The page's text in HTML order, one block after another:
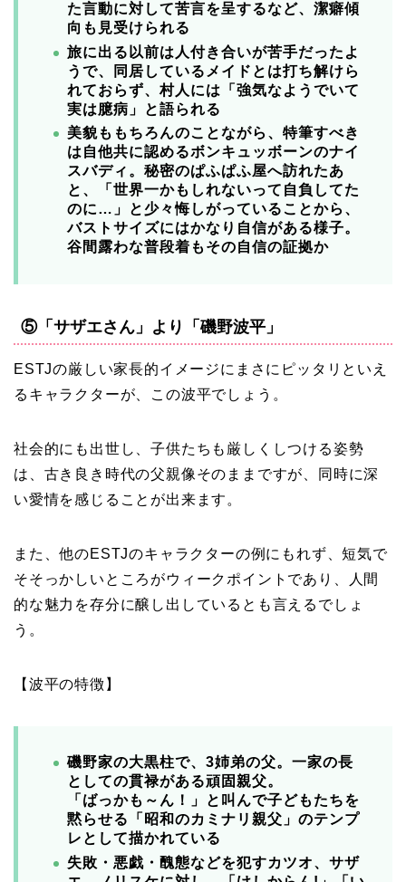
た言動に対して苦言を呈するなど、潔癖傾
向も見受けられる
旅に出る以前は人付き合いが苦手だったよ
うで、同居しているメイドとは打ち解けら
れておらず、村人には「強気なようでいて
実は臆病」と語られる
美貌ももちろんのことながら、特筆すべき
は自他共に認めるボンキュッボーンのナイ
スバディ。 秘密のぱふぱふ屋へ訪れたあ
と、「世界一かもしれないって自負してた
のに…」と少々悔しがっていることから、
バストサイズにはかなり自信がある様子。
谷間露わな普段着もその自信の証拠か
⑤「サザエさん」より「磯野波平」
ESTJの厳しい家長的イメージにまさにピッタリといえ
るキャラクターが、この波平でしょう。
社会的にも出世し、子供たちも厳しくしつける姿勢
は、古き良き時代の父親像そのままですが、同時に深
い愛情を感じることが出来ます。
また、他のESTJのキャラクターの例にもれず、短気で
そそっかしいところがウィークポイントであり、人間
的な魅力を存分に醸し出しているとも言えるでしょ
う。
【波平の特徴】
磯野家の大黒柱で、3姉弟の父。 一家の長
としての貫禄がある頑固親父。
「ばっかも～ん！」と叫んで子どもたちを
黙らせる「昭和のカミナリ親父」のテンプ
レとして描かれている
失敗・悪戯・醜態などを犯すカツオ、サザ